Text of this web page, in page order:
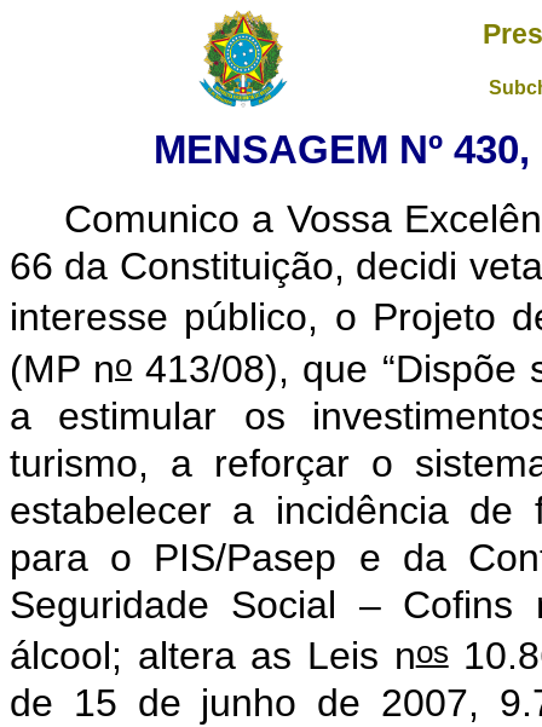
MENSAGEM Nº
Comunico a Vossa
66 da Constituição, decidi
interesse público, o Projeto
(MP no413/08), que “Dispõe
a estimular os
turismo, a reforçar o
estabelecer a incidência de
para o PIS/Pasep e da
Seguridade Social – Cofins
álcool; altera as Leis nos
de 15 de junho de 2007,